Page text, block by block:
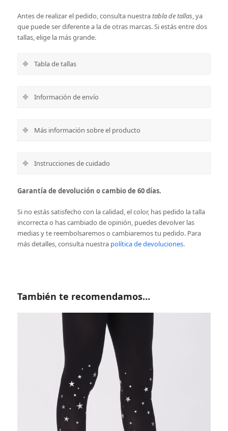
Antes de realizar el pedido, consulta nuestratabla de tallas, ya
que puede ser diferente a la de otras marcas. Si estás entre dos
tallas, elige la más grande.
Tabla de tallas
Información de envío
Más información sobre el producto
Instrucciones de cuidado
Garantía de devolución o cambio de 60 días.
Si no estás satisfecho con la calidad, el color, has pedido la talla
incorrecta o has cambiado de opinión, puedes devolver las
medias y te reembolsaremos o cambiaremos tu pedido. Para
más detalles, consulta nuestra política de devoluciones.
También te recomendamos…